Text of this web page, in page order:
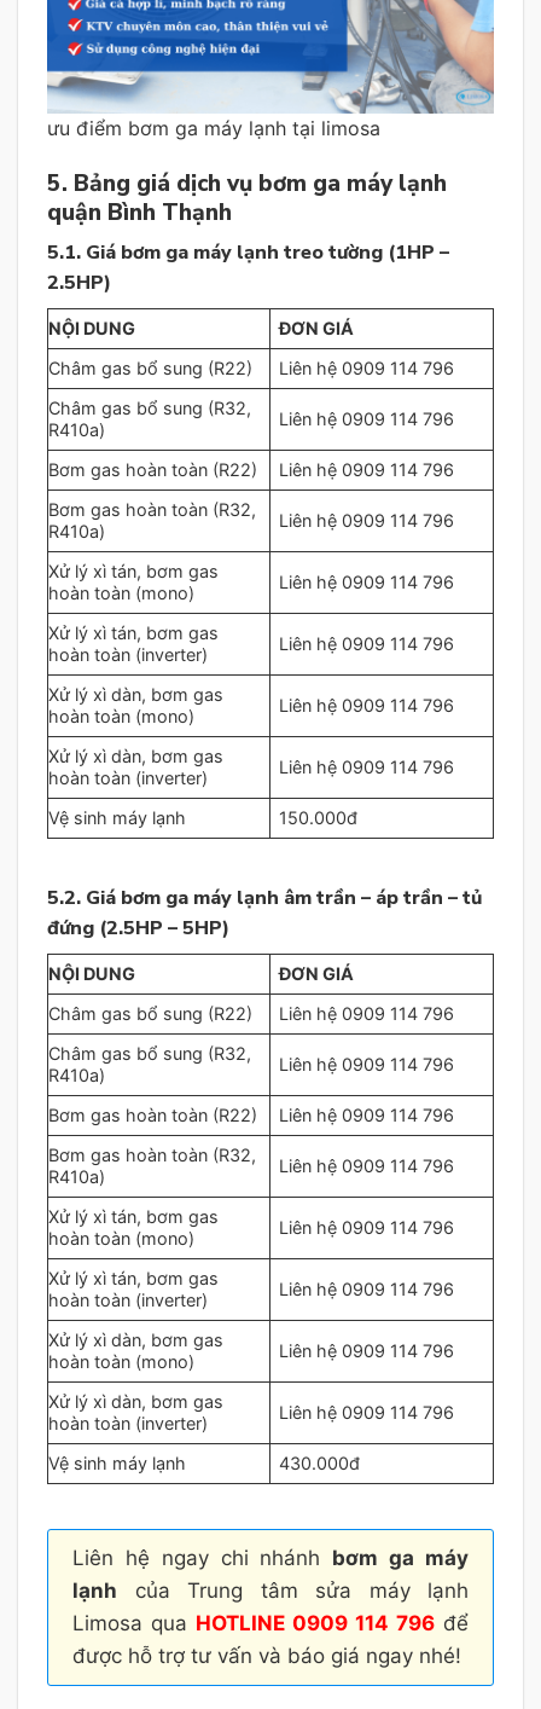
ưu điểm bơm ga máy lạnh tại limosa
5. Bảng giá dịch vụ bơm ga máy lạnh
quận Bình Thạnh
5.1. Giá bơm ga máy lạnh treo tường (1HP –
2.5HP)
NỘI DUNG
ĐƠN GIÁ
Châm gas bổ sung (R22)
Liên hệ 0909 114 796
Châm gas bổ sung (R32,
R410a)
Liên hệ 0909 114 796
Bơm gas hoàn toàn (R22)
Liên hệ 0909 114 796
Bơm gas hoàn toàn (R32,
R410a)
Liên hệ 0909 114 796
Xử lý xì tán, bơm gas
hoàn toàn (mono)
Liên hệ 0909 114 796
Xử lý xì tán, bơm gas
hoàn toàn (inverter)
Liên hệ 0909 114 796
Xử lý xì dàn, bơm gas
hoàn toàn (mono)
Liên hệ 0909 114 796
Xử lý xì dàn, bơm gas
hoàn toàn (inverter)
Liên hệ 0909 114 796
Vệ sinh máy lạnh 150.000đ
5.2. Giá bơm ga máy lạnh âm trần – áp trần – tủ
đứng (2.5HP – 5HP)
NỘI DUNG
ĐƠN GIÁ
Châm gas bổ sung (R22)
Liên hệ 0909 114 796
Châm gas bổ sung (R32,
R410a)
Liên hệ 0909 114 796
Bơm gas hoàn toàn (R22)
Liên hệ 0909 114 796
Bơm gas hoàn toàn (R32,
R410a)
Liên hệ 0909 114 796
Xử lý xì tán, bơm gas
hoàn toàn (mono)
Liên hệ 0909 114 796
Xử lý xì tán, bơm gas
hoàn toàn (inverter)
Liên hệ 0909 114 796
Xử lý xì dàn, bơm gas
hoàn toàn (mono)
Liên hệ 0909 114 796
Xử lý xì dàn, bơm gas
hoàn toàn (inverter)
Liên hệ 0909 114 796
Vệ sinh máy lạnh 430.000đ
Liên hệ ngay chi nhánh bơm ga máy
lạnh của Trung tâm sửa máy lạnh
Limosa qua HOTLINE 0909 114 796 để
được hỗ trợ tư vấn và báo giá ngay nhé!